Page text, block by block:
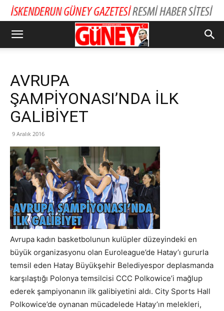
AVRUPA
ŞAMPİYONASI’NDA İLK
GALİBİYET
9 Aralık 2016
Avrupa kadın basketbolunun kulüpler düzeyindeki en
büyük organizasyonu olan Euroleague’de Hatay’ı gururla
temsil eden Hatay Büyükşehir Belediyespor deplasmanda
karşılaştığı Polonya temsilcisi CCC Polkowice’i mağlup
ederek şampiyonanın ilk galibiyetini aldı. City Sports Hall
Polkowice’de oynanan mücadelede Hatay’ın melekleri,